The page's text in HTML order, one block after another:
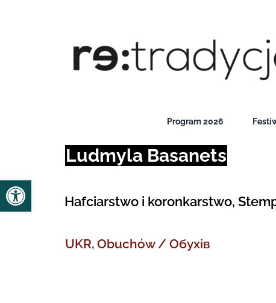
Program 2026
Ludmyla Basanets
Hafciarstwo i koronkarstwo,
UKR, Obuchów / Обухів
Open toolbar